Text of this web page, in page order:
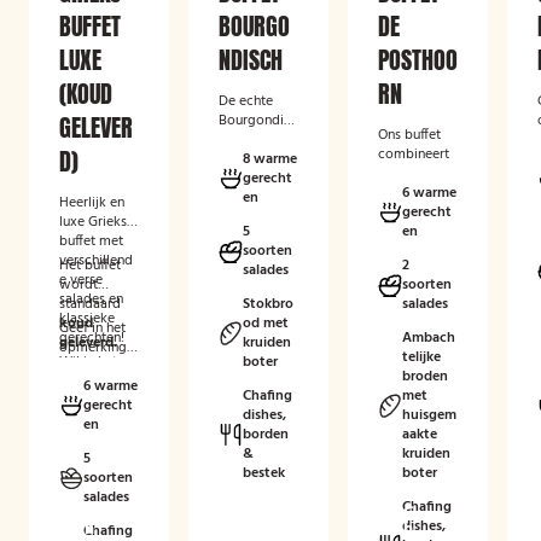
BUFFET
LUXE
(KOUD
GELEVER
D)
Heerlijk en
luxe Grieks
buffet met
verschillend
e verse
salades en
klassieke
gerechten!
Het buffet
wordt
standaard
koud
geleverd.
Wil je het
buffet liever
warm
ontvangen?
tegen een
toeslag van
€ 3,50 p.p.
Geef in het
opmerkinge
eventuele
dieetwense
n of
binnen de
groep door,
zodat wij
hier rekening
6 warme
gerecht
en
5
soorten
salades
Chafing
h
BOURGO
NDISCH
De echte
Bourgondiër
wij, houden
van dit
veelzijdige
8 warme
gerecht
en
5
soorten
salades
Stokbro
od met
kruiden
boter
Chafing
dishes,
borden
&
bestek
DE
POSTHOO
RN
Ons buffet
combineert
warme
gerechten
zoals
gehaktballet
jes in
zoetzure
saus en
kipschnitzels
bijgerechten
als
gebakken
aardappelen
, rijst en
seizoensgro
enten.
Afgerond
6 warme
gerecht
en
2
soorten
salades
Ambach
telijke
broden
met
huisgem
aakte
kruiden
boter
Chafing
dishes,
C
h